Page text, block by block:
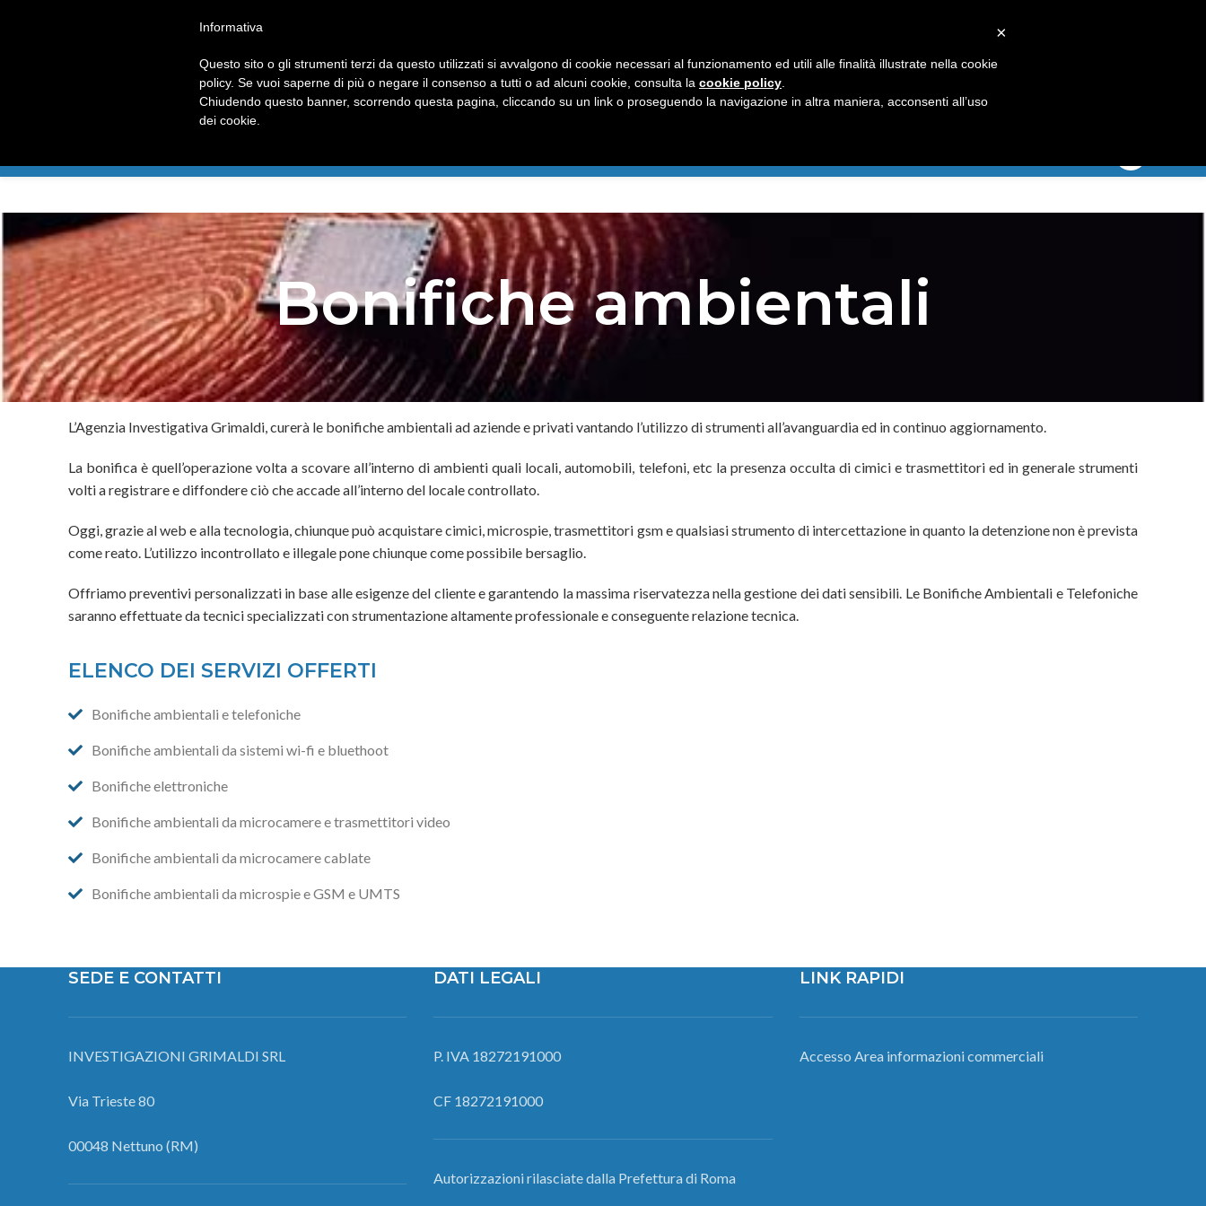
Accedialla nostra
ENTRA ORA
Bonifiche ambientali
L’Agenzia Investigativa Grimaldi, curerà le bonifiche ambientali ad aziende e privati vantando l’utilizzo di strumenti all’avanguardia ed in continuo aggiornamento.
La bonifica è quell’operazione volta a scovare all’interno di ambienti quali locali, automobili, telefoni, etc la presenza occulta di cimici e trasmettitori ed in generale strumenti
volti a registrare e diffondere ciò che accade all’interno del locale controllato.
Oggi, grazie al web e alla tecnologia, chiunque può acquistare cimici, microspie, trasmettitori gsm e qualsiasi strumento di intercettazione in quanto la detenzione non è prevista
come reato. L’utilizzo incontrollato e illegale pone chiunque come possibile bersaglio.
Offriamo preventivi personalizzati in base alle esigenze del cliente e garantendo la massima riservatezza nella gestione dei dati sensibili. Le Bonifiche Ambientali e Telefoniche
saranno effettuate da tecnici specializzati con strumentazione altamente professionale e conseguente relazione tecnica.
ELENCO DEI SERVIZI OFFERTI
Bonifiche ambientali e telefoniche
Bonifiche ambientali da sistemi wi-fi e bluethoot
Bonifiche elettroniche
Bonifiche ambientali da microcamere e trasmettitori video
Bonifiche ambientali da microcamere cablate
Bonifiche ambientali da microspie e GSM e UMTS
SEDE E CONTATTI
INVESTIGAZIONI GRIMALDI SRL
Via Trieste 80
00048 Nettuno (RM)
DATI LEGALI
P. IVA 18272191000
CF 18272191000
Autorizzazioni rilasciate dalla Prefettura di Roma
LINK RAPIDI
Accesso Area informazioni commerciali
×
Informativa
Questo sito o gli strumenti terzi da questo utilizzati si avvalgono di cookie necessari al funzionamento ed utili alle finalità illustrate nella cookie
policy. Se vuoi saperne di più o negare il consenso a tutti o ad alcuni cookie, consulta la cookie policy
Chiudendo questo banner, scorrendo questa pagina, cliccando su un link o proseguendo la navigazione in altra maniera, acconsenti all’uso
dei cookie.